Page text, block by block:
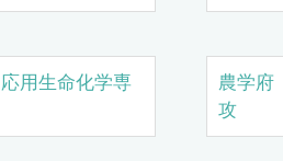
用生命化学専
農学
攻